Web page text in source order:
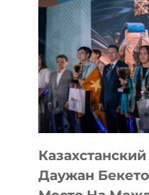
В
ИСТОРИИ
МЕДАЛЬ
НА
ПО
ИИ
Даужан